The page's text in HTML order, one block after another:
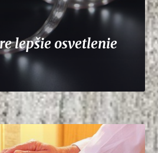
lepšie osvetlenie